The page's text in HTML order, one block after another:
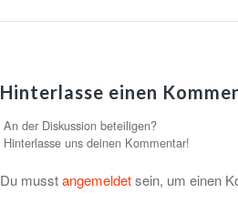
Hinterlasse einen
An der Diskussion beteiligen?
Hinterlasse uns deinen Kommentar!
Du musstangemeldetsein, um einen